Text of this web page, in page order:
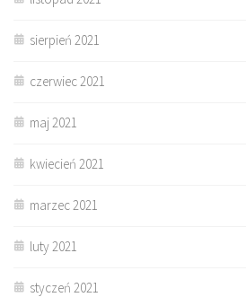
sierpień 2021
czerwiec 2021
maj 2021
kwiecień 2021
marzec 2021
luty 2021
styczeń 2021